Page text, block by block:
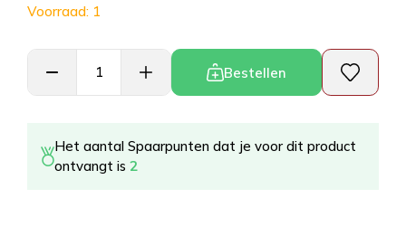
Voorraad: 1
Bestellen
Het aantal Spaarpunten dat je voor dit product
ontvangt is 2